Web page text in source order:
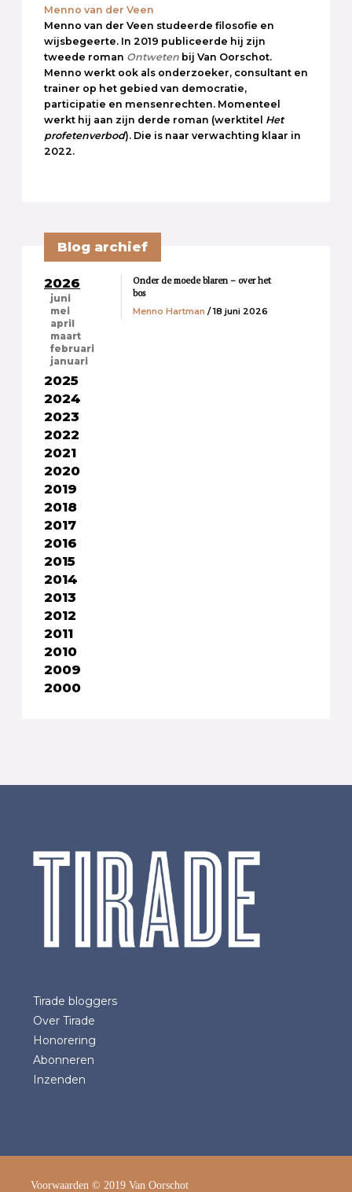
Menno van der Veen
Menno van der Veen studeerde filosofie en
wijsbegeerte. In 2019 publiceerde hij zijn
tweede roman Ontweten bij Van Oorschot.
Menno werkt ook als onderzoeker, consultant en
trainer op het gebied van democratie,
participatie en mensenrechten. Momenteel
werkt hij aan zijn derde roman (werktitel Het
profetenverbod). Die is naar verwachting klaar in
2022.
Blog archief
2026
juni
mei
april
maart
februari
januari
2025
2024
2023
2022
2021
2020
2019
2018
2017
2016
2015
2014
2013
2012
2011
2010
2009
2000
Onder de moede blaren – over het
bos
Menno Hartman / 18 juni 2026
Tirade bloggers
Over Tirade
Honorering
Abonneren
Inzenden
Voorwaarden © 2019 Van Oorschot